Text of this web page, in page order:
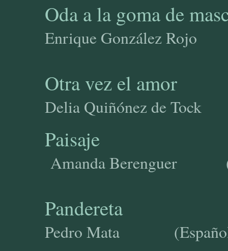
Oda a la goma de
Enrique González
Otra vez el amor
Delia Quiñónez de
Paisaje
Amanda
Pandereta
Pedro Mata